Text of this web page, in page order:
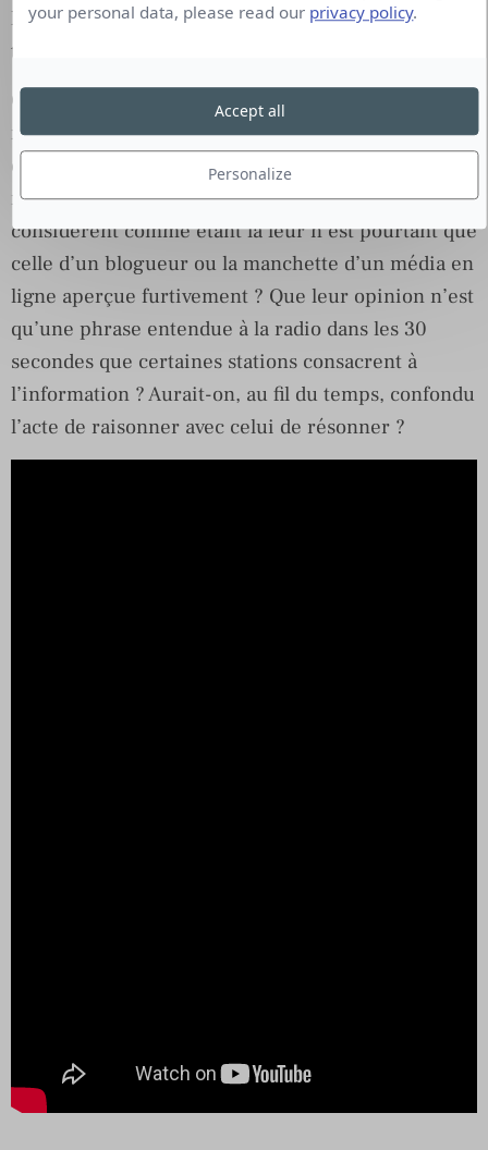
le sommes tous, sous-informés, nous le sommes
trop souvent aussi.
Combien d’individus arrivent au travail, chaque
matin, en énonçant l’opinion d’un autre comme
étant la leur ? Combien arrivent au bureau sans
même avoir réalisé que l’opinion qu’ils
considèrent comme étant la leur n’est pourtant que
celle d’un blogueur ou la manchette d’un média en
ligne aperçue furtivement ? Que leur opinion n’est
qu’une phrase entendue à la radio dans les 30
secondes que certaines stations consacrent à
l’information ? Aurait-on, au fil du temps, confondu
l’acte de raisonner avec celui de résonner ?
your personal data, please read our privacy policy.
Personalize
Accept all